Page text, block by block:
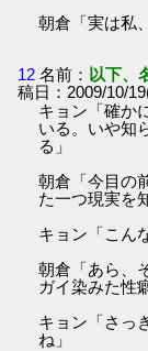
朝倉「実は私
12 名前： 以下、
稿日：2009/10/
キョン「確か
いる。いや知
る」
朝倉「今目の
た一つ現実を
キョン「こん
朝倉「あら、
ガイ染みた性
キョン「さっ
ね」